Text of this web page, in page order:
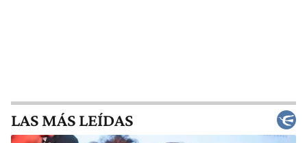
LAS MÁS LEÍDAS